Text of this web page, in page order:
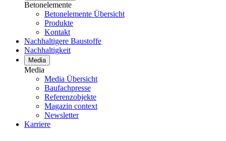
Betonelemente
Betonelemente Übersicht
Produkte
Kontakt
Nachhaltigere Baustoffe
Nachhaltigkeit
Media
Media
Media Übersicht
Baufachpresse
Referenzobjekte
Magazin context
Newsletter
Karriere